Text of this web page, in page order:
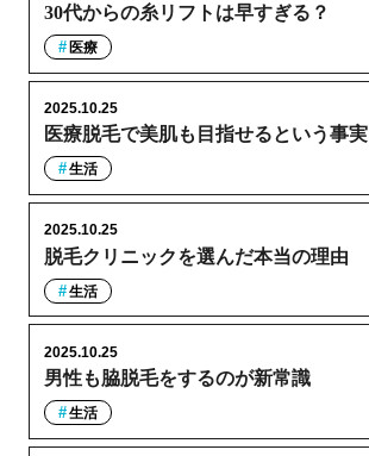
30代からの糸リフトは早すぎる？
医療
医療脱毛で美肌も目指せるという事実
2025.10.25
生活
脱毛クリニックを選んだ本当の理由
2025.10.25
生活
男性も脇脱毛をするのが新常識
2025.10.25
生活